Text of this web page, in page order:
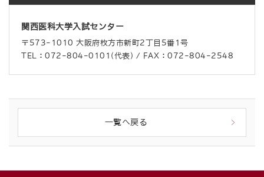
関西医科大学入試センター
〒573-1010 大阪府枚方市新町2丁目5番1号
TEL：072-804-0101(代表) / FAX：072-804-2548
一覧へ戻る